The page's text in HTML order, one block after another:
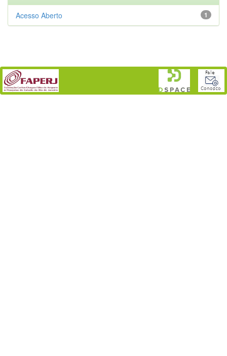
1
Acesso Aberto